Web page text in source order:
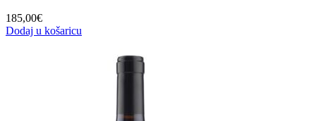
185,00€
Dodaj u košaricu